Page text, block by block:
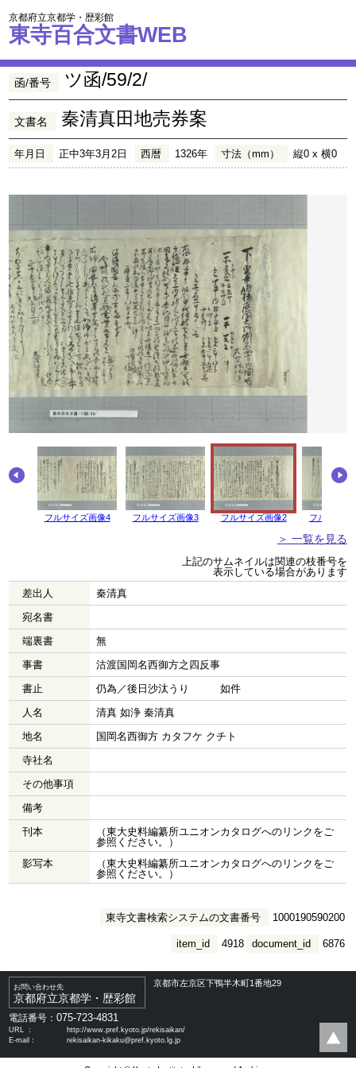
京都府立京都学・歴彩館
東寺百合文書WEB
函/番号 ツ函/59/2/
文書名 秦清真田地売券案
年月日 正中3年3月2日 西暦 1326年 寸法（mm） 縦0 x 横0
フルサイズ画像4 フルサイズ画像3 フルサイズ画像2 フルサイズ
＞ 一覧を見る
上記のサムネイルは関連の枝番号を
表示している場合があります
差出人
秦清真
宛名書
端裏書
無
事書
沽渡国岡名西御方之四反事
書止
仍為／後日沙汰うり 如件
人名
清真 如浄 秦清真
地名
国岡名西御方 カタフケ クチト
寺社名
その他事項
備考
刊本
（東大史料編纂所ユニオンカタログへのリンクをご
参照ください。）
影写本
（東大史料編纂所ユニオンカタログへのリンクをご
参照ください。）
東寺文書検索システムの文書番号 1000190590200
document_id 6876
item_id 4918
お問い合わせ先
京都府立京都学・歴彩館
京都市左京区下鴨半木町1番地29
電話番号：075-723-4831
URL ：
http://www.pref.kyoto.jp/rekisaikan/
E-mail：
rekisaikan-kikaku@pref.kyoto.lg.jp